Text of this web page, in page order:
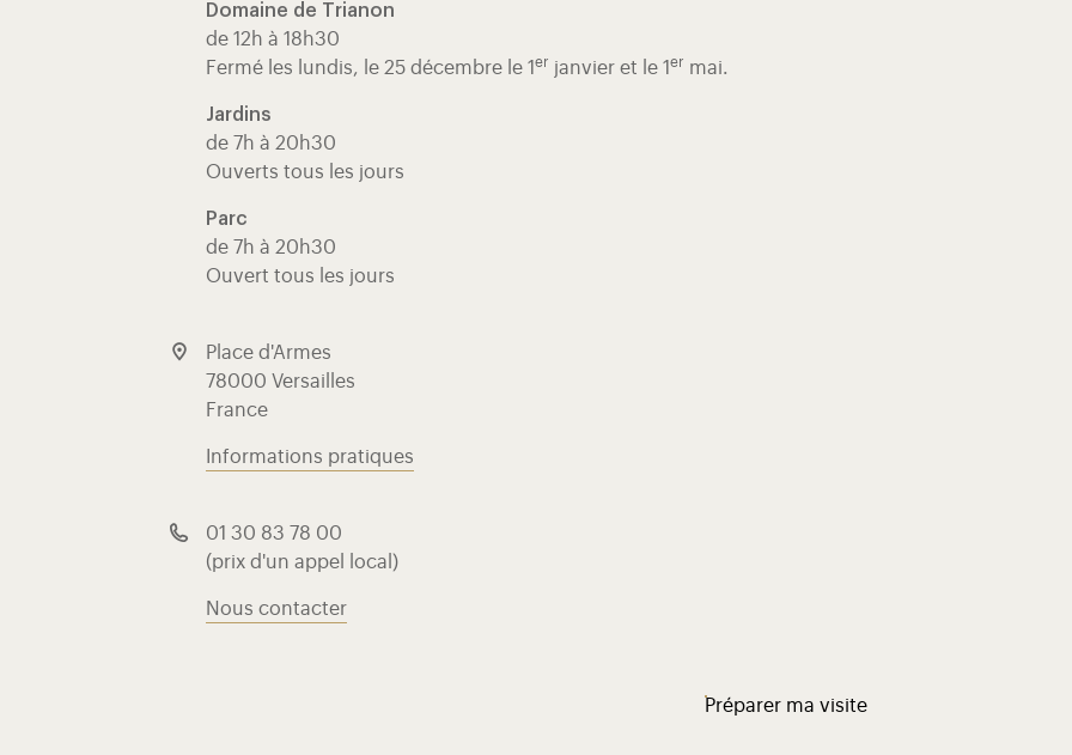
Domaine de Trianon
de 12h à 18h30
Fermé les lundis, le 25 décembre le 1 er janvier et le 1 er mai.
Jardins
de 7h à 20h30
Ouverts tous les jours
Parc
de 7h à 20h30
Ouvert tous les jours
Place d'Armes
78000 Versailles
France
Informations pratiques
01 30 83 78 00
(prix d'un appel local)
Nous contacter
Préparer ma visite